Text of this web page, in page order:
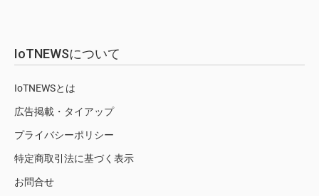
IoTNEWSについて
IoTNEWSとは
広告掲載・タイアップ
プライバシーポリシー
特定商取引法に基づく表示
お問合せ